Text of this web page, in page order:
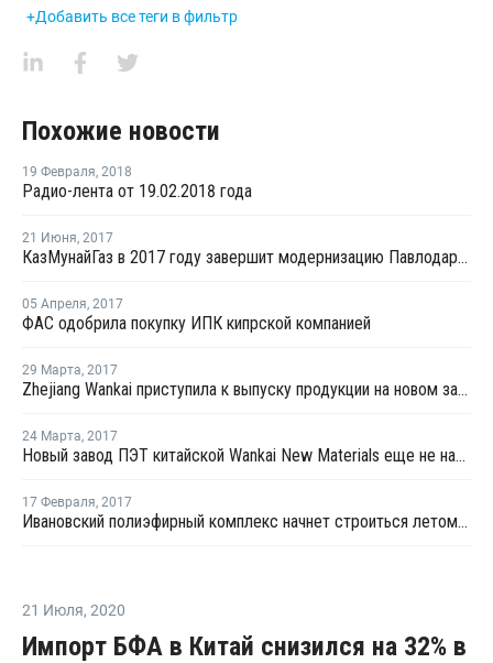
+Добавить все теги в фильтр
Похожие новости
19 Февраля, 2018
Радио-лента от 19.02.2018 года
21 Июня, 2017
КазМунайГаз в 2017 году завершит модернизацию Павлодарского НХЗ
05 Апреля, 2017
ФАС одобрила покупку ИПК кипрской компанией
29 Марта, 2017
Zhejiang Wankai приступила к выпуску продукции на новом заводе ПЭТ в Китае
24 Марта, 2017
Новый завод ПЭТ китайской Wankai New Materials еще не начал выпуск кондиционной продукции
17 Февраля, 2017
Ивановский полиэфирный комплекс начнет строиться летом 2017 года
21 Июля, 2020
Импорт БФА в Китай снизился на 32% в